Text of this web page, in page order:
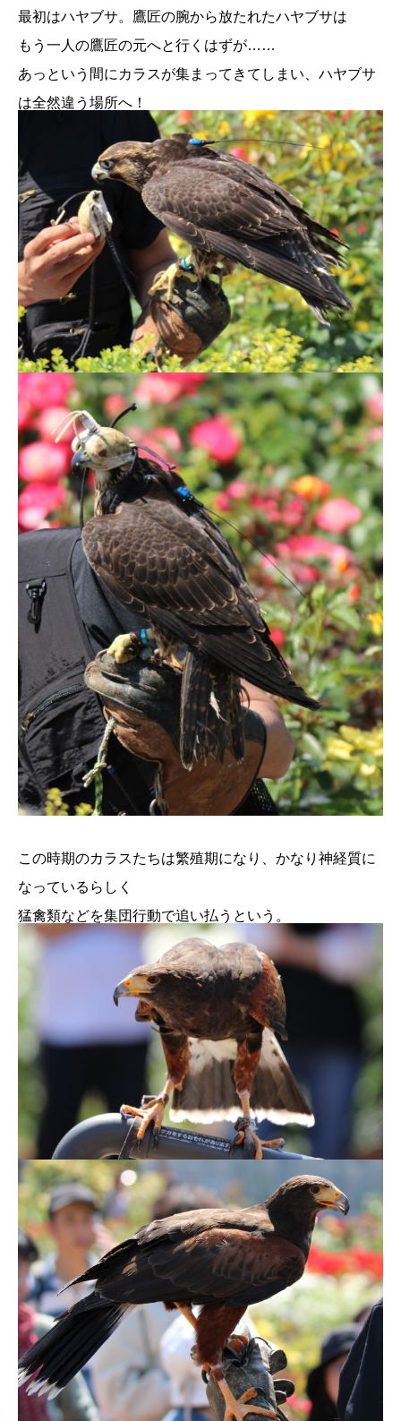
最初はハヤブサ。鷹匠の腕から放たれたハヤブサは
もう一人の鷹匠の元へと行くはずが……
あっという間にカラスが集まってきてしまい、ハヤブサ
は全然違う場所へ！
この時期のカラスたちは繁殖期になり、かなり神経質に
なっているらしく
猛禽類などを集団行動で追い払うという。